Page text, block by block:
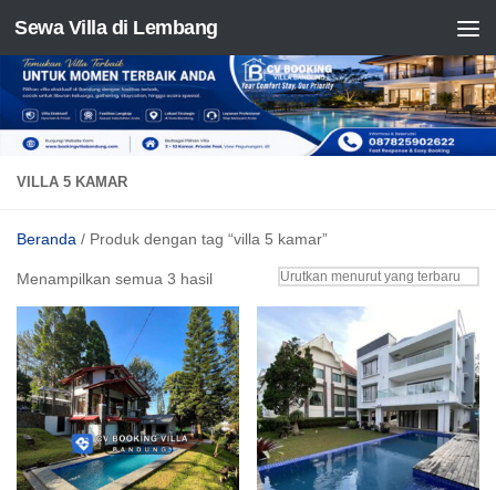
Skip to content
Sewa Villa di Lembang
VILLA 5 KAMAR
Beranda / Produk dengan tag “villa 5 kamar”
Menampilkan semua 3 hasilDiurutkan
yang
terbaru